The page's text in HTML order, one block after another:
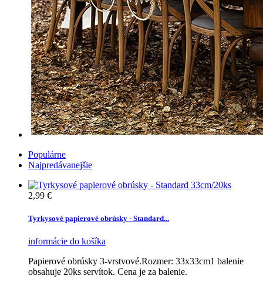
Populárne
Najpredávanejšie
2,99 €
Tyrkysové papierové obrúsky - Standard...
informácie do košíka
Papierové obrúsky 3-vrstvové.Rozmer: 33x33cm1 balenie
obsahuje 20ks servítok. Cena je za balenie.